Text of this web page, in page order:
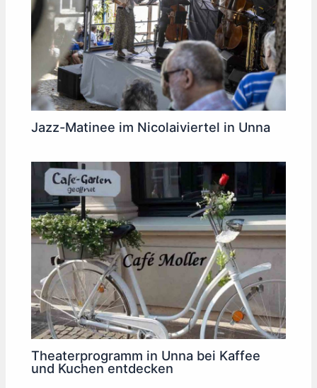
Jazz-Matinee im Nicolaiviertel in Unna
Theaterprogramm in Unna bei Kaffee
und Kuchen entdecken